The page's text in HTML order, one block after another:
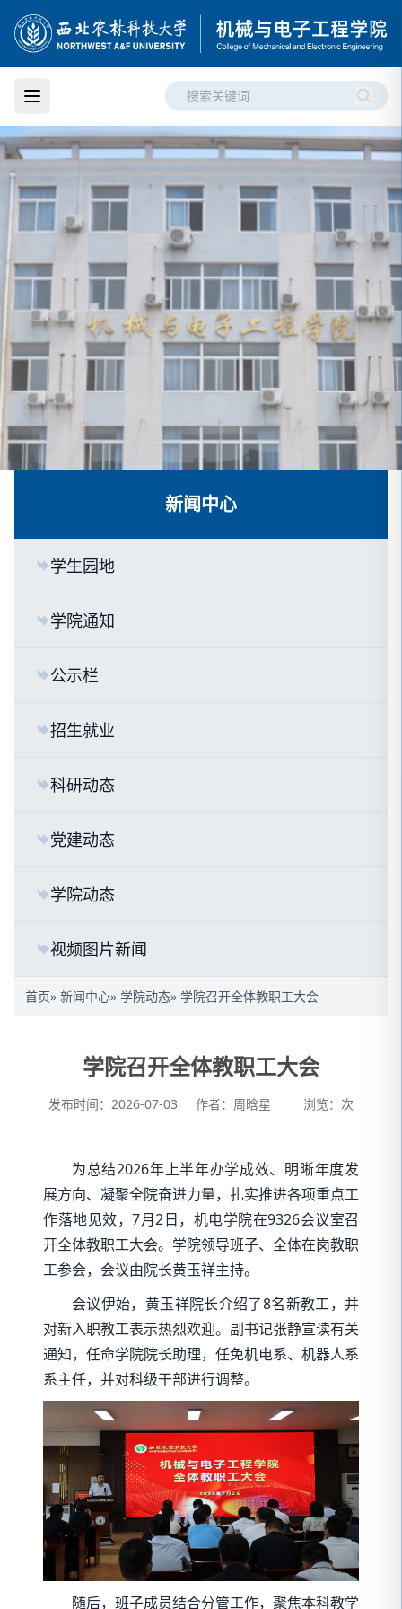
新闻中心
学生园地
学院通知
公示栏
招生就业
科研动态
党建动态
学院动态
视频图片新闻
首页» 新闻中心» 学院动态» 学院召开全体教职工大会
学院召开全体教职工大会
发布时间：2026-07-03 作者：周晗星 浏览： 次
为总结2026年上半年办学成效、明晰年度发
展方向、凝聚全院奋进力量，扎实推进各项重点工
作落地见效，7月2日，机电学院在9326会议室召
开全体教职工大会。学院领导班子、全体在岗教职
工参会，会议由院长黄玉祥主持。
会议伊始，黄玉祥院长介绍了8名新教工，并
对新入职教工表示热烈欢迎。副书记张静宣读有关
通知，任命学院院长助理，任免机电系、机器人系
系主任，并对科级干部进行调整。
随后，班子成员结合分管工作，聚焦本科教学